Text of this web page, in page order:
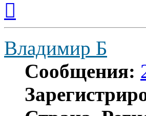
началу
Владимир Б
Сообщения: